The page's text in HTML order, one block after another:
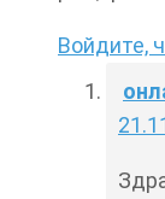
Войдите,